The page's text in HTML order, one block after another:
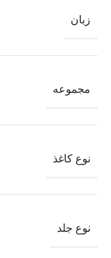
زبان
مجموعه
نوع کاغذ
نوع جلد